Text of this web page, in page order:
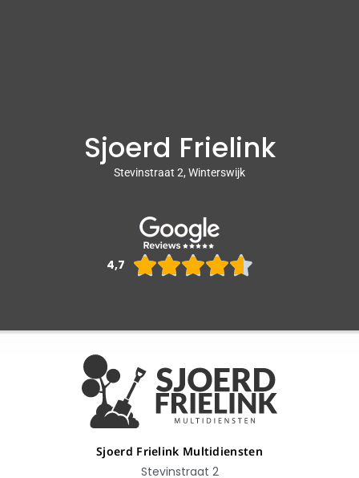
Sjoerd Frielink
Stevinstraat 2, Winterswijk
4,7 
Sjoerd Frielink Multidiensten
Stevinstraat 2